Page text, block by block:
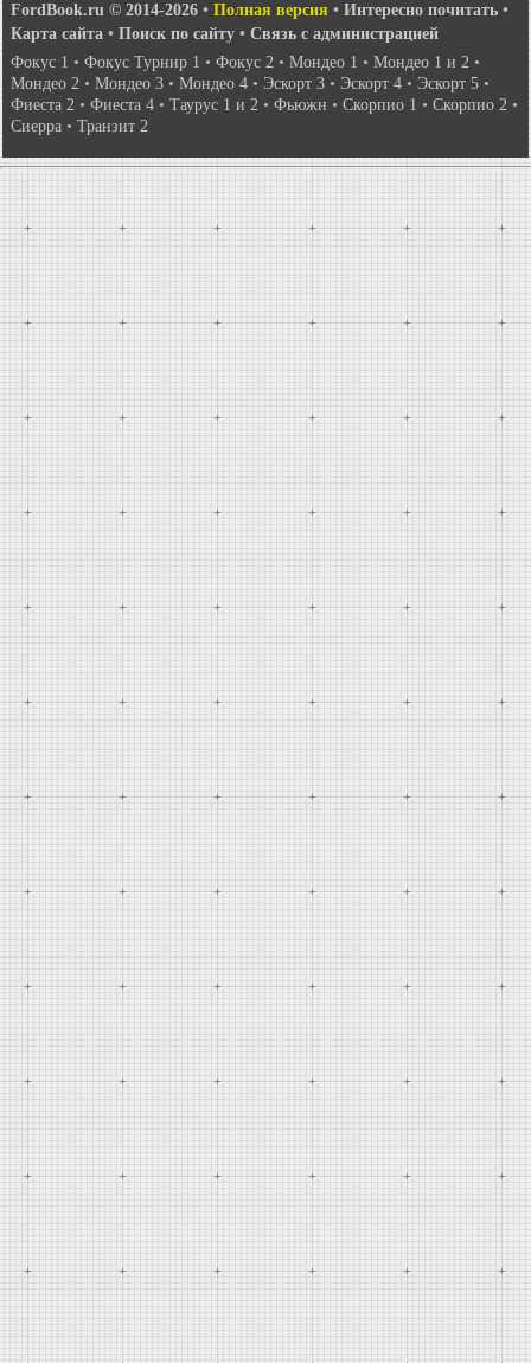
FordBook.ru © 2014-2026 • Полная версия • Интересно почитать •
Карта сайта • Поиск по сайту • Связь с администрацией
Фокус 1 • Фокус Турнир 1 • Фокус 2 • Мондео 1 • Мондео 1 и 2 •
Мондео 2 • Мондео 3 • Мондео 4 • Эскорт 3 • Эскорт 4 • Эскорт 5 •
Фиеста 2 • Фиеста 4 • Таурус 1 и 2 • Фьюжн • Скорпио 1 • Скорпио 2 •
Сиерра • Транзит 2